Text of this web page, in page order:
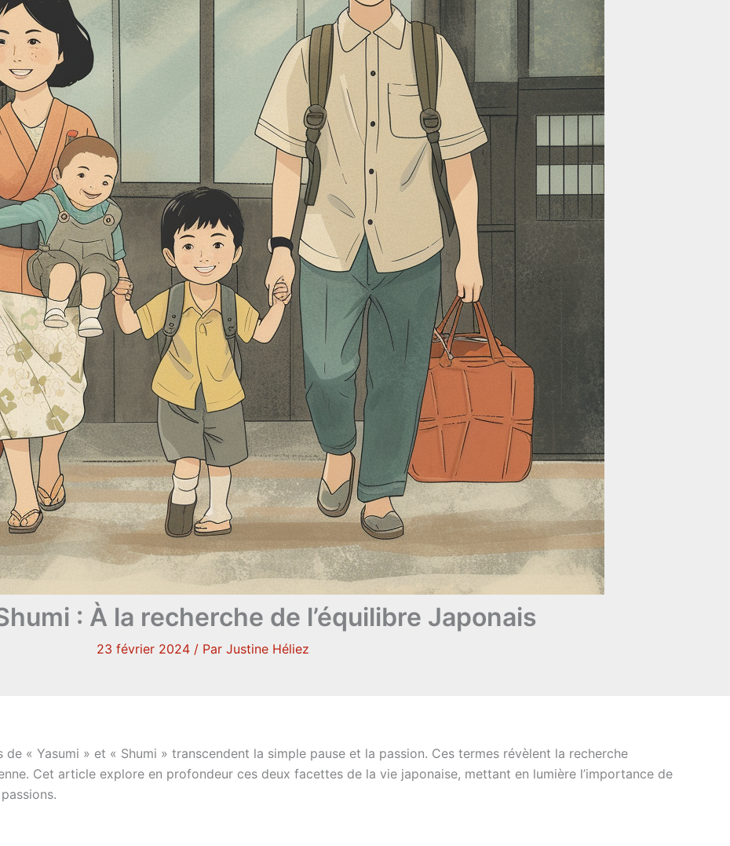
: À la recherche de l’équilibre Japonais
23 février 2024 / Par Justine Héliez
« Yasumi » et « Shumi » transcendent la simple pause et la passion. Ces termes révèlent la recherche
Cet article explore en profondeur ces deux facettes de la vie japonaise, mettant en lumière l’importance de